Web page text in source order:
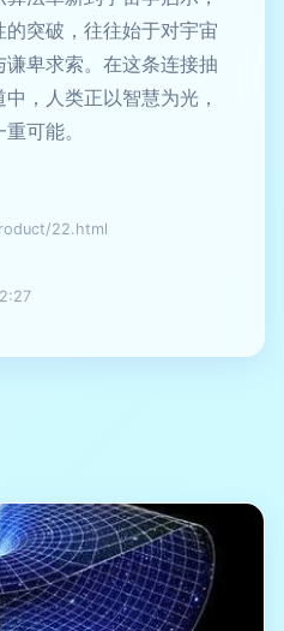
突破，往往始于对宇宙
卑求索。在这条连接抽
，人类正以智慧为光，
可能。
22.html